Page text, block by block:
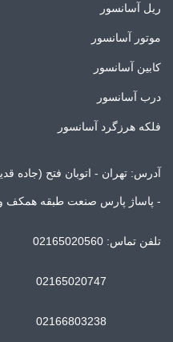
ریل آسانسور
موتور آسانسور
کابین آسانسور
درب آسانسور
فلکه هرزگرد آسانسور
آدرس: تهران - اتوبان فتح (جاده
- پاساژ پارس صنعت طبقه همکف
تلفن تماس: 02165020560